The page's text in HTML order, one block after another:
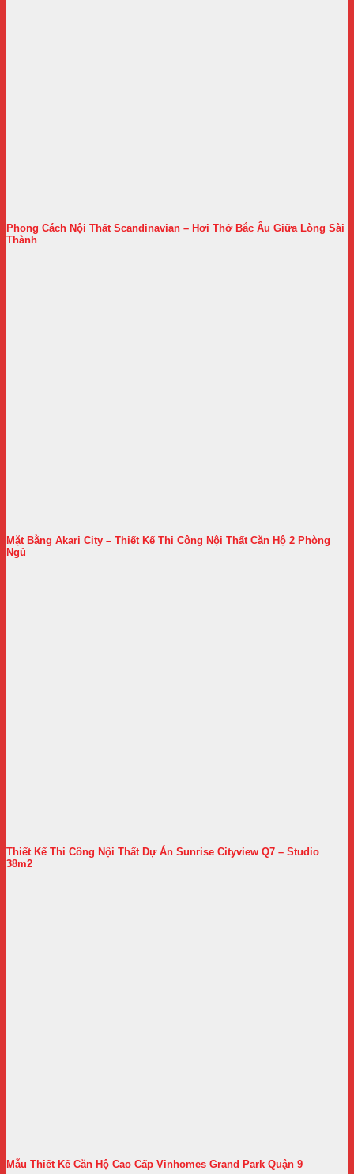
Phong Cách Nội Thất Scandinavian – Hơi Thở Bắc Âu Giữa Lòng Sài
Thành
Mặt Bằng Akari City – Thiết Kế Thi Công Nội Thất Căn Hộ 2 Phòng
Ngủ
Thiết Kế Thi Công Nội Thất Dự Án Sunrise Cityview Q7 – Studio
38m2
Mẫu Thiết Kế Căn Hộ Cao Cấp Vinhomes Grand Park Quận 9